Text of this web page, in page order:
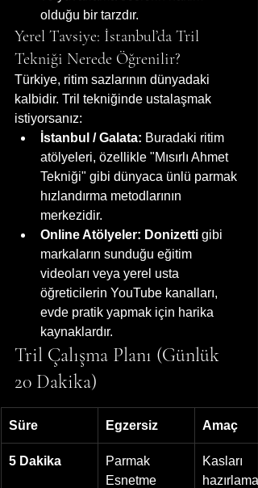
olduğu bir tarzdır.
Yerel Tavsiye: İstanbul’da Tril
Tekniği Nerede Öğrenilir?
Türkiye, ritim sazlarının dünyadaki
kalbidir. Tril tekniğinde ustalaşmak
istiyorsanız:
İstanbul / Galata: Buradaki ritim
atölyeleri, özellikle "Mısırlı Ahmet
Tekniği" gibi dünyaca ünlü parmak
hızlandırma metodlarının
merkezidir.
Online Atölyeler: Donizetti gibi
markaların sunduğu eğitim
videoları veya yerel usta
öğreticilerin YouTube kanalları,
evde pratik yapmak için harika
kaynaklardır.
Tril Çalışma Planı (Günlük
20 Dakika)
Süre Egzersiz Amaç
5 Dakika
Parmak
Esnetme
Kasları
hazırlama